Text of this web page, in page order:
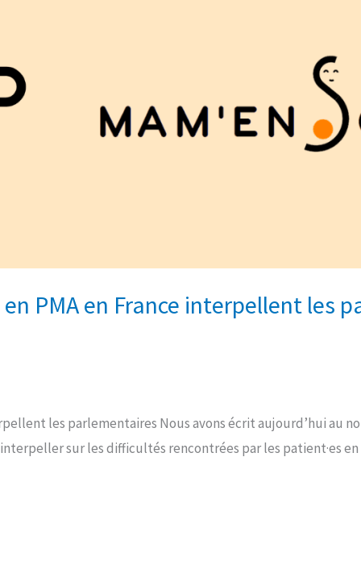
PMA en France interpellent les
les parlementaires Nous avons écrit aujourd’hui au
sur les difficultés rencontrées par les patient·es en